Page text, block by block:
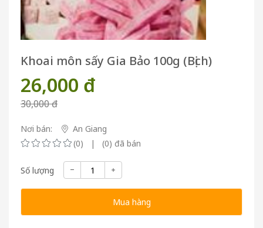
Khoai môn sấy Gia Bảo 100g (Bịch)
26,000 đ
30,000 đ
Nơi bán:
An Giang
(0) | (0) đã bán
Số lượng
Mua hàng